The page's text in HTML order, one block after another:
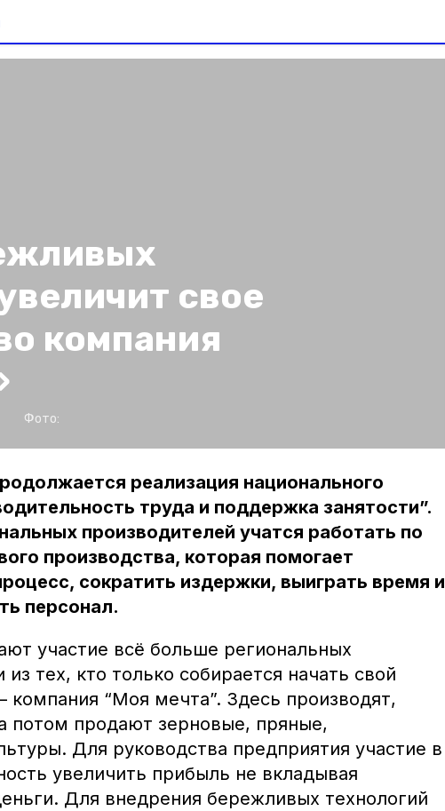
свое
компания
Фото:
реализация национального
труда и поддержка занятости”.
производителей учатся работать по
производства, которая помогает
сократить издержки, выиграть время и
персонал.
участие всё больше региональных
тех, кто только собирается начать свой
компания “Моя мечта”. Здесь производят,
потом продают зерновые, пряные,
Для руководства предприятия участие в
увеличить прибыль не вкладывая
Для внедрения бережливых технологий